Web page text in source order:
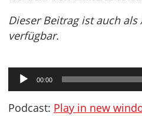
Dieser Beitrag ist auch als
verfügbar.
Audio-
Player
00:00
Podcast: Play in new